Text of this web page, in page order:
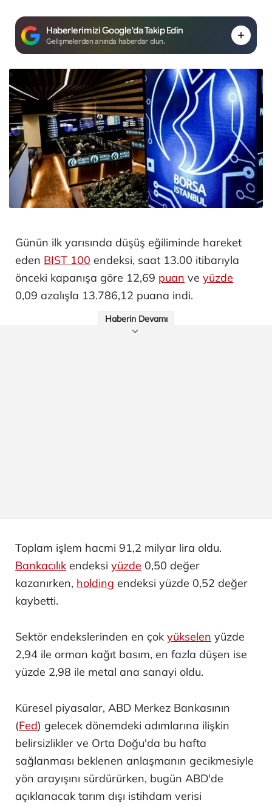
Haberlerimizi Google'da Takip Edin
Gelişmelerden anında haberdar olun.
Günün ilk yarısında düşüş eğiliminde hareket
eden BIST 100 endeksi, saat 13.00 itibarıyla
önceki kapanışa göre 12,69 puan ve yüzde
0,09 azalışla 13.786,12 puana indi.
Haberin Devamı
Toplam işlem hacmi 91,2 milyar lira oldu.
Bankacılık endeksi yüzde 0,50 değer
kazanırken, holding endeksi yüzde 0,52 değer
kaybetti.
Sektör endekslerinden en çok yükselen yüzde
2,94 ile orman kağıt basım, en fazla düşen ise
yüzde 2,98 ile metal ana sanayi oldu.
Küresel piyasalar, ABD Merkez Bankasının
(Fed) gelecek dönemdeki adımlarına ilişkin
belirsizlikler ve Orta Doğu'da bu hafta
sağlanması beklenen anlaşmanın gecikmesiyle
yön arayışını sürdürürken, bugün ABD'de
açıklanacak tarım dışı istihdam verisi